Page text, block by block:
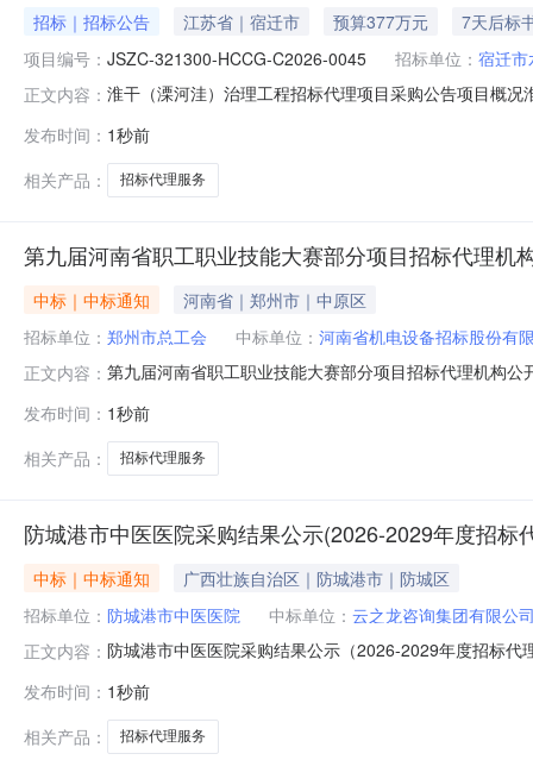
招标｜招标公告 江苏省｜宿迁市 预算377万元
7天后标
项目编号： JSZC-321300-HCCG-C2026-0045 招标单位： 宿迁
正文内容： 淮干（溧河洼）治理工程招标代理项目采购公告项目概
中，找到本项目获取采购文件（后缀名为“.kedt”）。获
发布时间： 1秒前
相关产品：
招标代理服务
第九届河南省职工职业技能大赛部分项目招标代理机
中标｜中标通知
河南省｜郑州市｜中原区
招标单位： 郑州市总工会 中标单位： 河南省机电设备招标股份有
正文内容： 第九届河南省职工职业技能大赛部分项目招标代理机构
发布时间： 1秒前
相关产品：
招标代理服务
防城港市中医医院采购结果公示(2026-2029年度招标
中标｜中标通知
广西壮族自治区｜防城港市｜防城区
招标单位： 防城港市中医医院 中标单位： 云之龙咨询集团有限公
正文内容： 防城港市中医医院采购结果公示（2026-2029年度招标
管理有限责任公司、广西科联招标中心有限公司、广西
1.采购人信息：名称：防
发布时间： 1秒前
相关产品：
招标代理服务